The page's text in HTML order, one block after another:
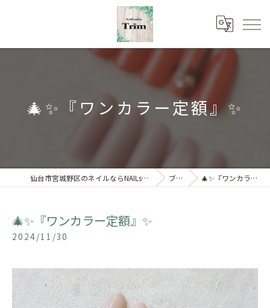
🎄✨『ワンカラー定額』✨
仙台市宮城野区のネイルならNAILsalon Trim 【トリム】 ブログ 🎄✨『ワンカラー定額』✨
🎄✨『ワンカラー定額』✨
2024/11/30